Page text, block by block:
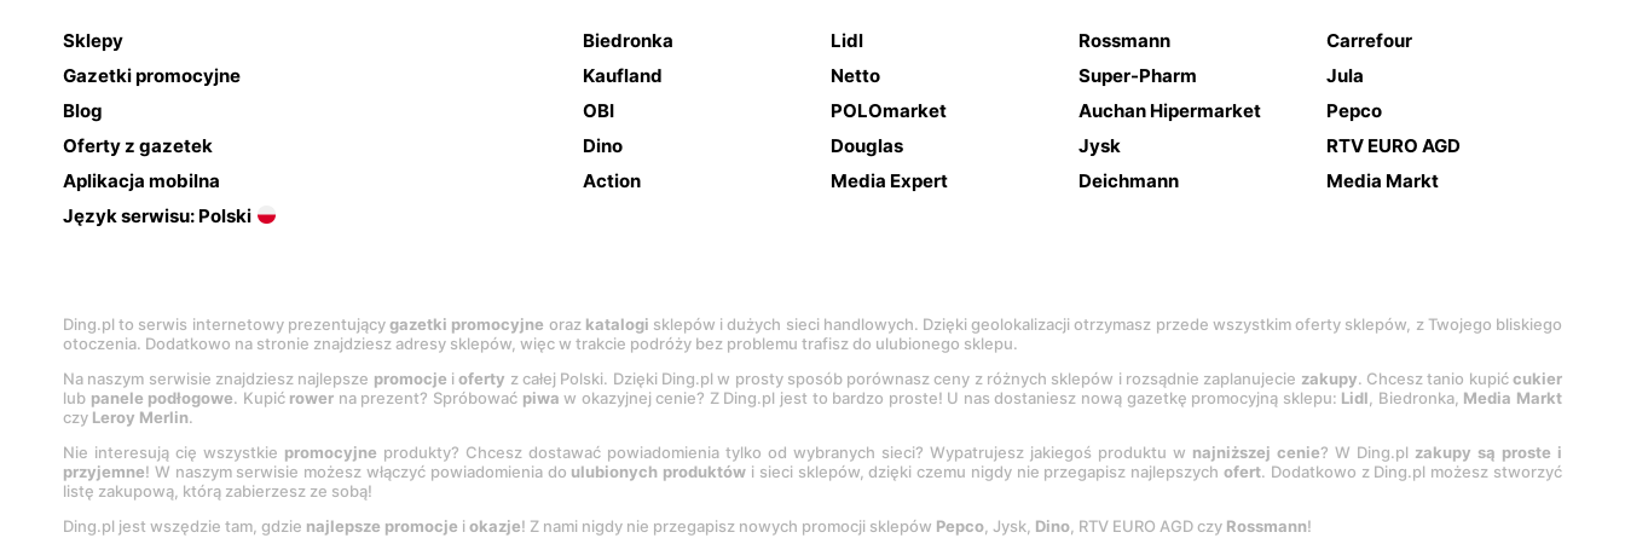
Sklepy
Gazetki promocyjne
Blog
Oferty z gazetek
Aplikacja mobilna
Język serwisu: Polski
Biedronka Lidl Rossmann
Carrefour
Kaufland
Netto Super-Pharm
Jula
OBI
POLOmarket Auchan Hipermarket
Pepco
Dino
Douglas Jysk
RTV EURO AGD
Action
Media Expert Deichmann Media Markt
Ding.pl to serwis internetowy prezentującygazetki promocyjne oraz katalogi sklepów i dużych sieci handlowych. Dzięki geolokalizacji otrzymasz przede wszystkim oferty sklepów, z Twojego bliskiego
otoczenia. Dodatkowo na stronie znajdziesz adresy sklepów, więc w trakcie podróży bez problemu trafisz do ulubionego sklepu.
Na naszym serwisie znajdziesz najlepsze promocje ioferty z całej Polski. Dzięki Ding.pl w prosty sposób porównasz ceny z różnych sklepów i rozsądnie zaplanujecie zakupy. Chcesz tanio kupićcukier
lub panele podłogowe. Kupić rower na prezent? Spróbować piwa w okazyjnej cenie? Z Ding.pl jest to bardzo proste! U nas dostaniesz nową gazetkę promocyjną sklepu: Lidl, Biedronka, Media Markt
czy Leroy Merlin.
Nie interesują cię wszystkie promocyjne produkty? Chcesz dostawać powiadomienia tylko od wybranych sieci? Wypatrujesz jakiegoś produktu w najniższej cenie? W Ding.pl zakupy są proste i
przyjemne! W naszym serwisie możesz włączyć powiadomienia do ulubionych produktów i sieci sklepów, dzięki czemu nigdy nie przegapisz najlepszychofert. Dodatkowo z Ding.pl możesz stworzyć
listę zakupową, którą zabierzesz ze sobą!
Ding.pl jest wszędzie tam, gdzie najlepsze promocje i okazje! Z nami nigdy nie przegapisz nowych promocji sklepów Pepco, Jysk, Dino, RTV EURO AGD czy Rossmann!